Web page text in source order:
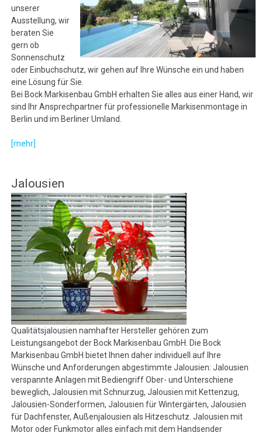
unserer
Ausstellung, wir
beraten Sie
gern ob
Sonnenschutz
oder Einbuchschutz, wir gehen auf Ihre Wünsche ein und haben
eine Lösung für Sie.
Bei Bock Markisenbau GmbH erhalten Sie alles aus einer Hand, wir
sind Ihr Ansprechpartner für professionelle Markisenmontage in
Berlin und im Berliner Umland.
[mehr]
Jalousien
Qualitätsjalousien namhafter Hersteller gehören zum
Leistungsangebot der Bock Markisenbau GmbH. Die Bock
Markisenbau GmbH bietet Ihnen daher individuell auf Ihre
Wünsche und Anforderungen abgestimmte Jalousien: Jalousien
verspannte Anlagen mit Bediengriff Ober- und Unterschiene
beweglich, Jalousien mit Schnurzug, Jalousien mit Kettenzug,
Jalousien-Sonderformen, Jalousien für Wintergärten, Jalousien
für Dachfenster, Außenjalousien als Hitzeschutz. Jalousien mit
Motor oder Funkmotor alles einfach mit dem Handsender